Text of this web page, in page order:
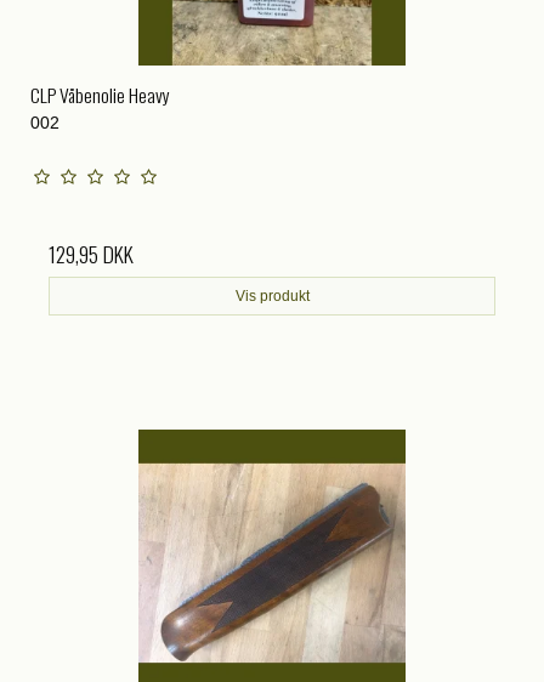
CLP Våbenolie Heavy
002
129,95 DKK
Vis produkt